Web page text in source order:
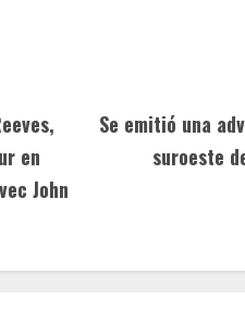
en
John
Se emitió una
suroeste